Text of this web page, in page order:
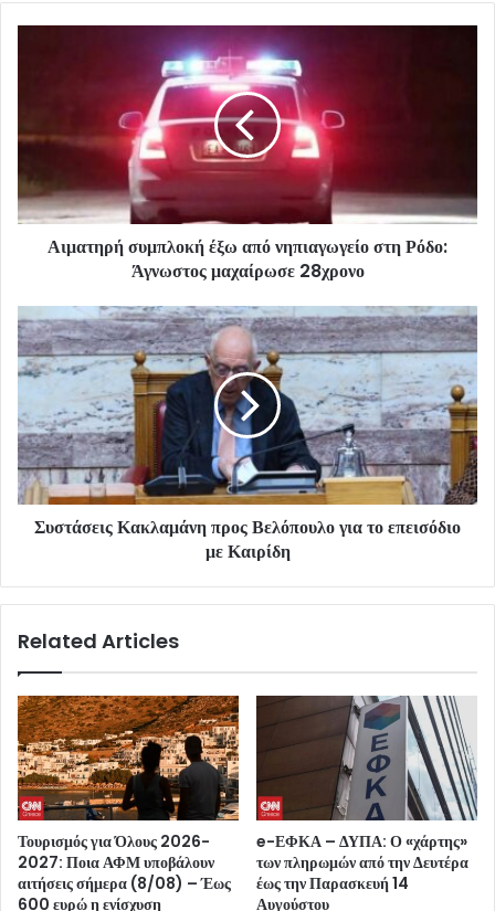
Αιματηρή συμπλοκή έξω από νηπιαγωγείο στη Ρόδο:
Άγνωστος μαχαίρωσε 28χρονο
Συστάσεις Κακλαμάνη προς Βελόπουλο για το επεισόδιο
με Καιρίδη
Related Articles
Τουρισμός για Όλους 2026-
2027: Ποια ΑΦΜ υποβάλουν
αιτήσεις σήμερα (8/08) – Έως
600 ευρώ η ενίσχυση
e-ΕΦΚΑ – ΔΥΠΑ: Ο «χάρτης»
των πληρωμών από την Δευτέρα
έως την Παρασκευή 14
Αυγούστου